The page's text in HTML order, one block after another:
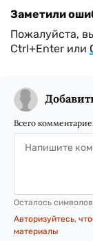
Заметили
Пожалуйста,
Ctrl+Enter или
Всего
Осталось
Авторизуйтесь,
материалы